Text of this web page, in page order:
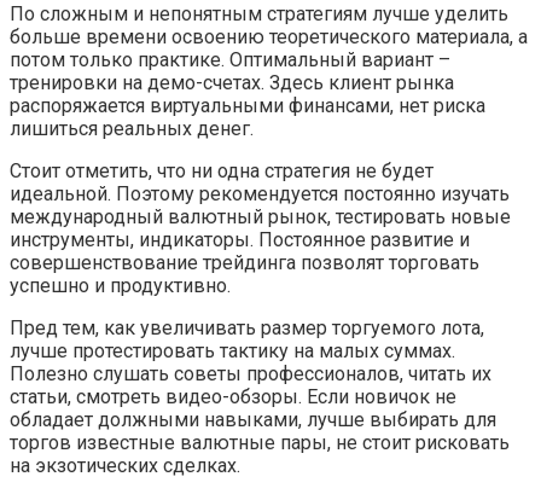
По сложным и непонятным стратегиям лучше уделить
больше времени освоению теоретического материала, а
потом только практике. Оптимальный вариант –
тренировки на демо-счетах. Здесь клиент рынка
распоряжается виртуальными финансами, нет риска
лишиться реальных денег.
Стоит отметить, что ни одна стратегия не будет
идеальной. Поэтому рекомендуется постоянно изучать
международный валютный рынок, тестировать новые
инструменты, индикаторы. Постоянное развитие и
совершенствование трейдинга позволят торговать
успешно и продуктивно.
Пред тем, как увеличивать размер торгуемого лота,
лучше протестировать тактику на малых суммах.
Полезно слушать советы профессионалов, читать их
статьи, смотреть видео-обзоры. Если новичок не
обладает должными навыками, лучше выбирать для
торгов известные валютные пары, не стоит рисковать
на экзотических сделках.